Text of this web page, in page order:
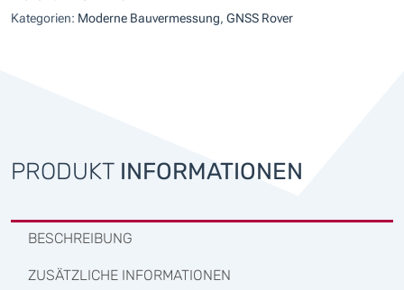
Kategorien: Moderne Bauvermessung, GNSS Rover
PRODUKT INFORMATIONEN
BESCHREIBUNG
ZUSÄTZLICHE INFORMATIONEN